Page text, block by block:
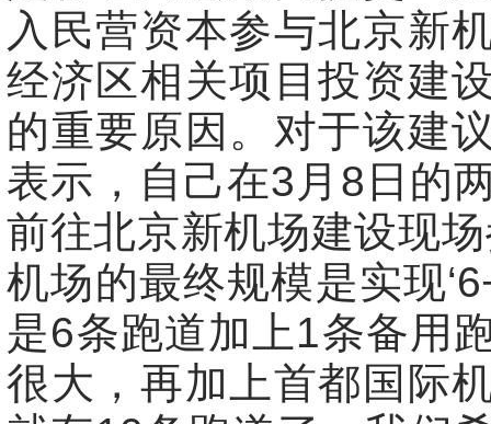
入民营资本参与北京新
经济区相关项目投资建
的重要原因。对于该建
表示，自己在3月8日的
前往北京新机场建设现场
机场的最终规模是实现
是6条跑道加上1条备用
很大，再加上首都国际